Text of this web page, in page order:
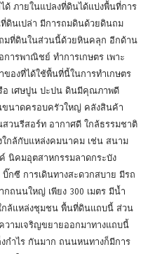
ด้ ภายในแปลงที่ดินได้แบ่งพื้นที่การ
ดินเปล่า มีการถมดินด้วยดินถม
มที่ดินในส่วนนี้ด้วยหินคลุก อีกด้าน
การพาณิชย์ ทำการเกษตร เพาะ
องที่ได้ใช้พื้นที่นี้ในการทำเกษตร
อ เศษปูน ปะปน ดินมีคุณภาพดี
นาดครอบครัวใหญ่ คลังสินค้า
วนรีสอร์ท อากาศดี ใกล้ธรรมชาติ
กล้กับแหล่งคมนาคม เช่น สนาม
นิคมอุตสาหกรรมลาดกระบัง
กซี การเดินทางสะดวกสบาย มีรถ
ถนนใหญ่ เพียง 300 เมตร มีน้ำ
กล้แหล่งชุมชน พื้นที่ดินแถบนี้ ส่วน
ามเจริญขยายออกมาทางแถบนี้
กำไร กันมาก ถนนหนทางก็มีการ